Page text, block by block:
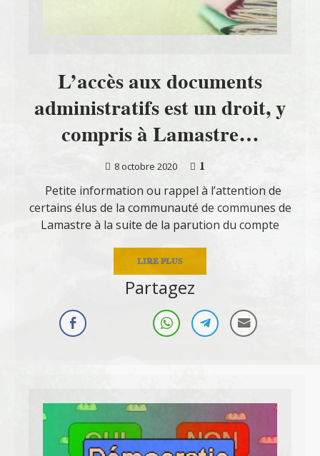
L’accès aux documents
administratifs est un droit, y
compris à Lamastre…
8 octobre 2020
1
Petite information ou rappel à l’attention de
certains élus de la communauté de communes de
Lamastre à la suite de la parution du compte
LIRE PLUS
Partagez